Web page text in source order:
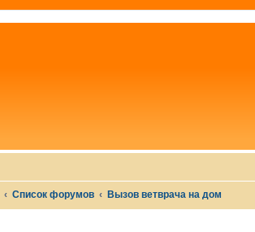
Список форумов Вызов ветврача на дом